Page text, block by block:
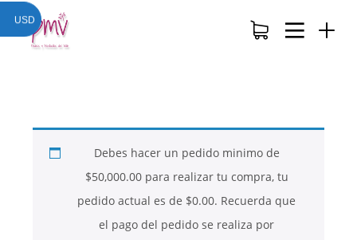
Debes hacer un pedido minimo de
$50,000.00para realizar tu compra, tu
pedido actual es de $0.00. Recuerda que
el pago del pedido se realiza por
USD